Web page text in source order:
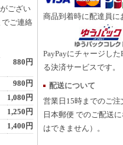
ござい
でご連絡
880円
980円
1,080円
1,250円
1,400円
商品到着時に配達員に
PayPayにチャージし
る決済サービスです。
配送について
営業日15時までのご注
日本郵便 でのご配送
はできません）。